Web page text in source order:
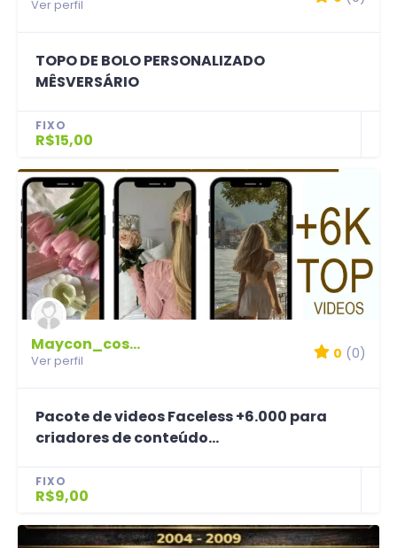
Ver perfil
TOPO DE BOLO PERSONALIZADO
MÊSVERSÁRIO
FIXO
R$15,00
Maycon_costa
Ver perfil 0 (0)
Pacote de videos Faceless +6.000 para
criadores de conteúdo...
FIXO
R$9,00